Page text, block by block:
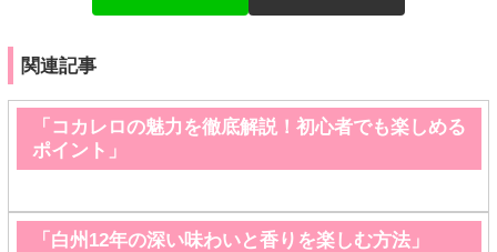
関連記事
「コカレロの魅力を徹底解説！初心者でも楽しめる
ポイント」
「白州12年の深い味わいと香りを楽しむ方法」